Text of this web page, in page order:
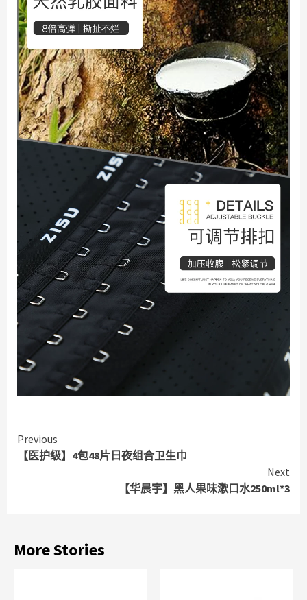
Continue
Reading
Previous
【医护级】4包48片日夜组合卫生巾
Next
【华晨宇】黑人果味漱口水250ml*3
More Stories